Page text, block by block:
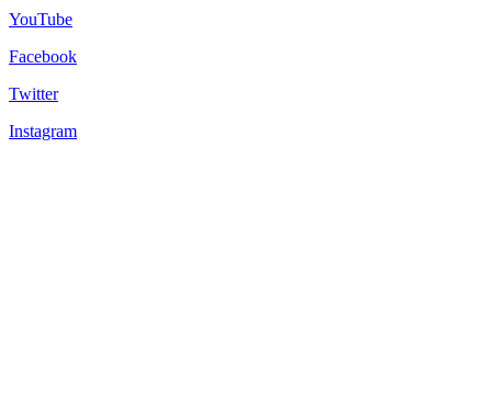
YouTube
Facebook
Twitter
Instagram